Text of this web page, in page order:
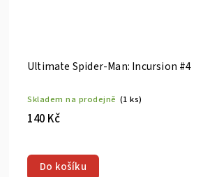
Ultimate Hawkeye #1
Skladem na prodejně